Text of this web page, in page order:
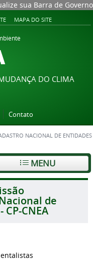
sua Barra de Governo
MAPA DO SITE
DO CLIMA
Contato
NACIONAL DE ENTIDADES
MENU
de
CNEA